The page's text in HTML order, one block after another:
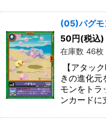
(05)パグモ
50 円(税込)
在庫数 46枚
【アタッ
きの進化元
モンをトラ
ンカードに